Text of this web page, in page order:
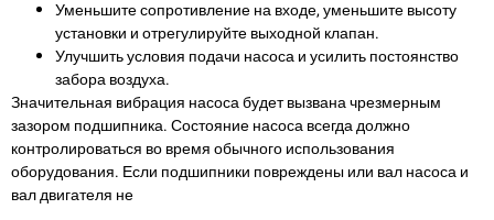
Уменьшите сопротивление на входе, уменьшите высоту
установки и отрегулируйте выходной клапан.
Улучшить условия подачи насоса и усилить постоянство
забора воздуха.
Значительная вибрация насоса будет вызвана чрезмерным
зазором подшипника. Состояние насоса всегда должно
контролироваться во время обычного использования
оборудования. Если подшипники повреждены или вал насоса и
вал двигателя не